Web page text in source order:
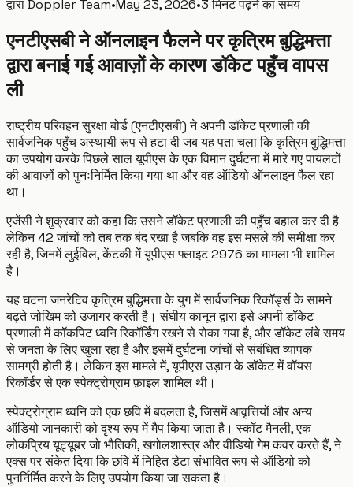
द्वाराDoppler Team•May 23, 2026•3 मिनट पढ़ने का समय
एनटीएसबी ने ऑनलाइन फैलने पर कृत्रिम बुद्धिमत्ता
द्वारा बनाई गई आवाज़ों के कारण डॉकेट पहुँच वापस
ली
राष्ट्रीय परिवहन सुरक्षा बोर्ड (एनटीएसबी) ने अपनी डॉकेट प्रणाली की
सार्वजनिक पहुँच अस्थायी रूप से हटा दी जब यह पता चला कि कृत्रिम बुद्धिमत्ता
का उपयोग करके पिछले साल यूपीएस के एक विमान दुर्घटना में मारे गए पायलटों
की आवाज़ों को पुनःनिर्मित किया गया था और वह ऑडियो ऑनलाइन फैल रहा
था।
एजेंसी ने शुक्रवार को कहा कि उसने डॉकेट प्रणाली की पहुँच बहाल कर दी है
लेकिन 42 जांचों को तब तक बंद रखा है जबकि वह इस मसले की समीक्षा कर
रही है, जिनमें लुईविल, केंटकी में यूपीएस फ्लाइट 2976 का मामला भी शामिल
है।
यह घटना जनरेटिव कृत्रिम बुद्धिमत्ता के युग में सार्वजनिक रिकॉर्ड्स के सामने
बढ़ते जोखिम को उजागर करती है। संघीय कानून द्वारा इसे अपनी डॉकेट
प्रणाली में कॉकपिट ध्वनि रिकॉर्डिंग रखने से रोका गया है, और डॉकेट लंबे समय
से जनता के लिए खुला रहा है और इसमें दुर्घटना जांचों से संबंधित व्यापक
सामग्री होती है। लेकिन इस मामले में, यूपीएस उड़ान के डॉकेट में वॉयस
रिकॉर्डर से एक स्पेक्ट्रोग्राम फ़ाइल शामिल थी।
स्पेक्ट्रोग्राम ध्वनि को एक छवि में बदलता है, जिसमें आवृत्तियों और अन्य
ऑडियो जानकारी को दृश्य रूप में मैप किया जाता है। स्कॉट मैनली, एक
लोकप्रिय यूट्यूबर जो भौतिकी, खगोलशास्त्र और वीडियो गेम कवर करते हैं, ने
एक्स पर संकेत दिया कि छवि में निहित डेटा संभावित रूप से ऑडियो को
पुनर्निर्मित करने के लिए उपयोग किया जा सकता है।